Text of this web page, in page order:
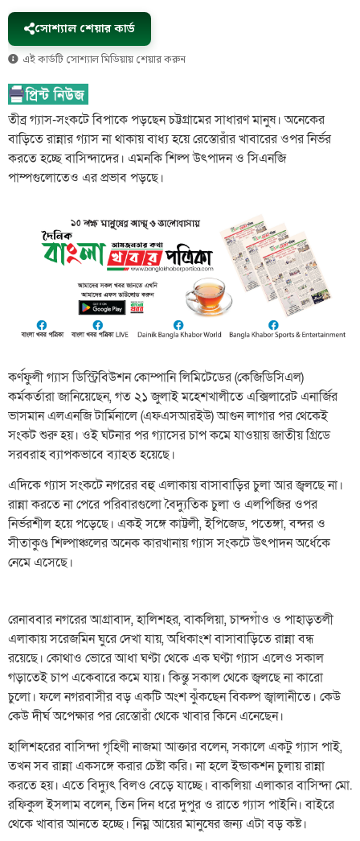
সোশ্যাল শেয়ার কার্ড
এই কার্ডটি সোশ্যাল মিডিয়ায় শেয়ার করুন
তীব্র গ্যাস-সংকটে বিপাকে পড়ছেন চট্টগ্রামের সাধারণ মানুষ। অনেকের
বাড়িতে রান্নার গ্যাস না থাকায় বাধ্য হয়ে রেস্তোরাঁর খাবারের ওপর নির্ভর
করতে হচ্ছে বাসিন্দাদের। এমনকি শিল্প উৎপাদন ও সিএনজি
পাম্পগুলোতেও এর প্রভাব পড়ছে।
কর্ণফুলী গ্যাস ডিস্ট্রিবিউশন কোম্পানি লিমিটেডের (কেজিডিসিএল)
কর্মকর্তারা জানিয়েছেন, গত ২১ জুলাই মহেশখালীতে এক্সিলারেট এনার্জির
ভাসমান এলএনজি টার্মিনালে (এফএসআরইউ) আগুন লাগার পর থেকেই
সংকট শুরু হয়। ওই ঘটনার পর গ্যাসের চাপ কমে যাওয়ায় জাতীয় গ্রিডে
সরবরাহ ব্যাপকভাবে ব্যাহত হয়েছে।
এদিকে গ্যাস সংকটে নগরের বহু এলাকায় বাসাবাড়ির চুলা আর জ্বলছে না।
রান্না করতে না পেরে পরিবারগুলো বৈদ্যুতিক চুলা ও এলপিজির ওপর
নির্ভরশীল হয়ে পড়েছে। একই সঙ্গে কাট্টলী, ইপিজেড, পতেঙ্গা, বন্দর ও
সীতাকুণ্ড শিল্পাঞ্চলের অনেক কারখানায় গ্যাস সংকটে উৎপাদন অর্ধেকে
নেমে এসেছে।
রেনাববার নগরের আগ্রাবাদ, হালিশহর, বাকলিয়া, চান্দগাঁও ও পাহাড়তলী
এলাকায় সরেজমিন ঘুরে দেখা যায়, অধিকাংশ বাসাবাড়িতে রান্না বন্ধ
রয়েছে। কোথাও ভোরে আধা ঘণ্টা থেকে এক ঘণ্টা গ্যাস এলেও সকাল
গড়াতেই চাপ একেবারে কমে যায়। কিন্তু সকাল থেকে জ্বলছে না কারো
চুলো। ফলে নগরবাসীর বড় একটি অংশ ঝুঁকছেন বিকল্প জ্বালানীতে। কেউ
কেউ দীর্ঘ অপেক্ষার পর রেস্তোরাঁ থেকে খাবার কিনে এনেছেন।
হালিশহরের বাসিন্দা গৃহিণী নাজমা আক্তার বলেন, সকালে একটু গ্যাস পাই,
তখন সব রান্না একসঙ্গে করার চেষ্টা করি। না হলে ইন্ডাকশন চুলায় রান্না
করতে হয়। এতে বিদ্যুৎ বিলও বেড়ে যাচ্ছে। বাকলিয়া এলাকার বাসিন্দা মো.
রফিকুল ইসলাম বলেন, তিন দিন ধরে দুপুর ও রাতে গ্যাস পাইনি। বাইরে
থেকে খাবার আনতে হচ্ছে। নিম্ন আয়ের মানুষের জন্য এটা বড় কষ্ট।